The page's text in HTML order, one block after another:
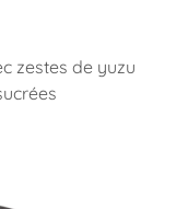
zestes de yuzu